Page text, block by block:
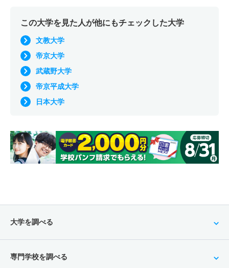
この大学を見た人が他にもチェックした大学
文教大学
帝京大学
武蔵野大学
帝京平成大学
日本大学
大学を調べる
専門学校を調べる